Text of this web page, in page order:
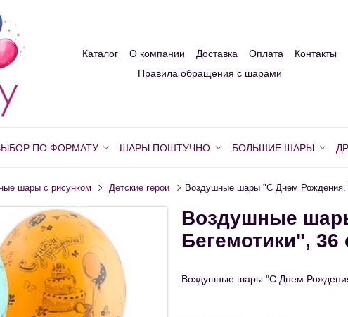
Каталог О компании Доставка Оплата
Контакты
Правила обращения с шарами
ПО ФОРМАТУ ШАРЫ ПОШТУЧНО БОЛЬШИЕ ШАРЫ
шары с рисунком Детские герои Воздушные шары "С Днем Рождения.
Воздушные
Бегемотики", 36
Воздушные шары "С Днем